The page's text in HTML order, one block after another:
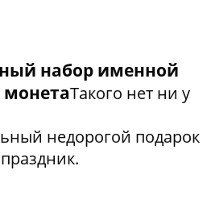
набор именной
монетаТакого нет ни у
недорогой подарок